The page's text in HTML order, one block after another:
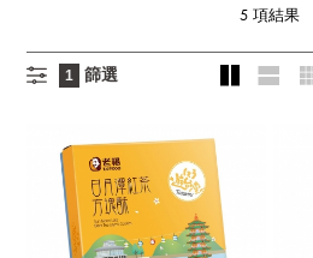
5 項結果
1 篩選